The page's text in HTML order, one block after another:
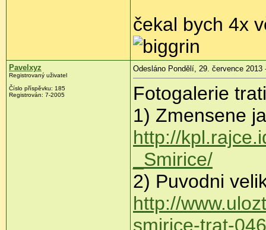
čekal bych 4x
Pavelxyz
Registrovaný uživatel
Číslo příspěvku: 185
Registrován: 7-2005
Odesláno Pondělí, 29. července 2013
Fotogalerie
1) Zmensene
http://
_Smirice/
2) Puvodni
http://
smirice-trat-